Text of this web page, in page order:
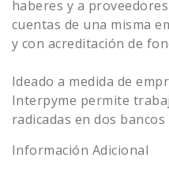
haberes y a
cuentas de una misma
y con acreditación de
Ideado a medida de
Interpyme permite
radicadas en dos
Información Adicional